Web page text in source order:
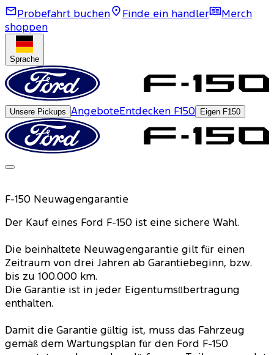
Probefahrt buchen Finde ein handler
Merch
shoppen
Sprache
Unsere Pickups AngeboteEntdecken F150 Eigen F150
F-150 Neuwagengarantie
Der Kauf eines Ford F-150 ist eine sichere Wahl.
Die beinhaltete Neuwagengarantie gilt für einen
Zeitraum von drei Jahren ab Garantiebeginn, bzw.
bis zu 100.000 km.
Die Garantie ist in jeder Eigentumsübertragung
enthalten.
Damit die Garantie gültig ist, muss das Fahrzeug
gemäß dem Wartungsplan für den Ford F-150